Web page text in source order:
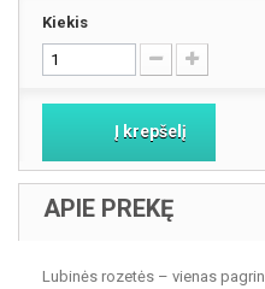
Kiekis
Į krepšelį
APIE PREKĘ
Lubinės rozetės – vienas